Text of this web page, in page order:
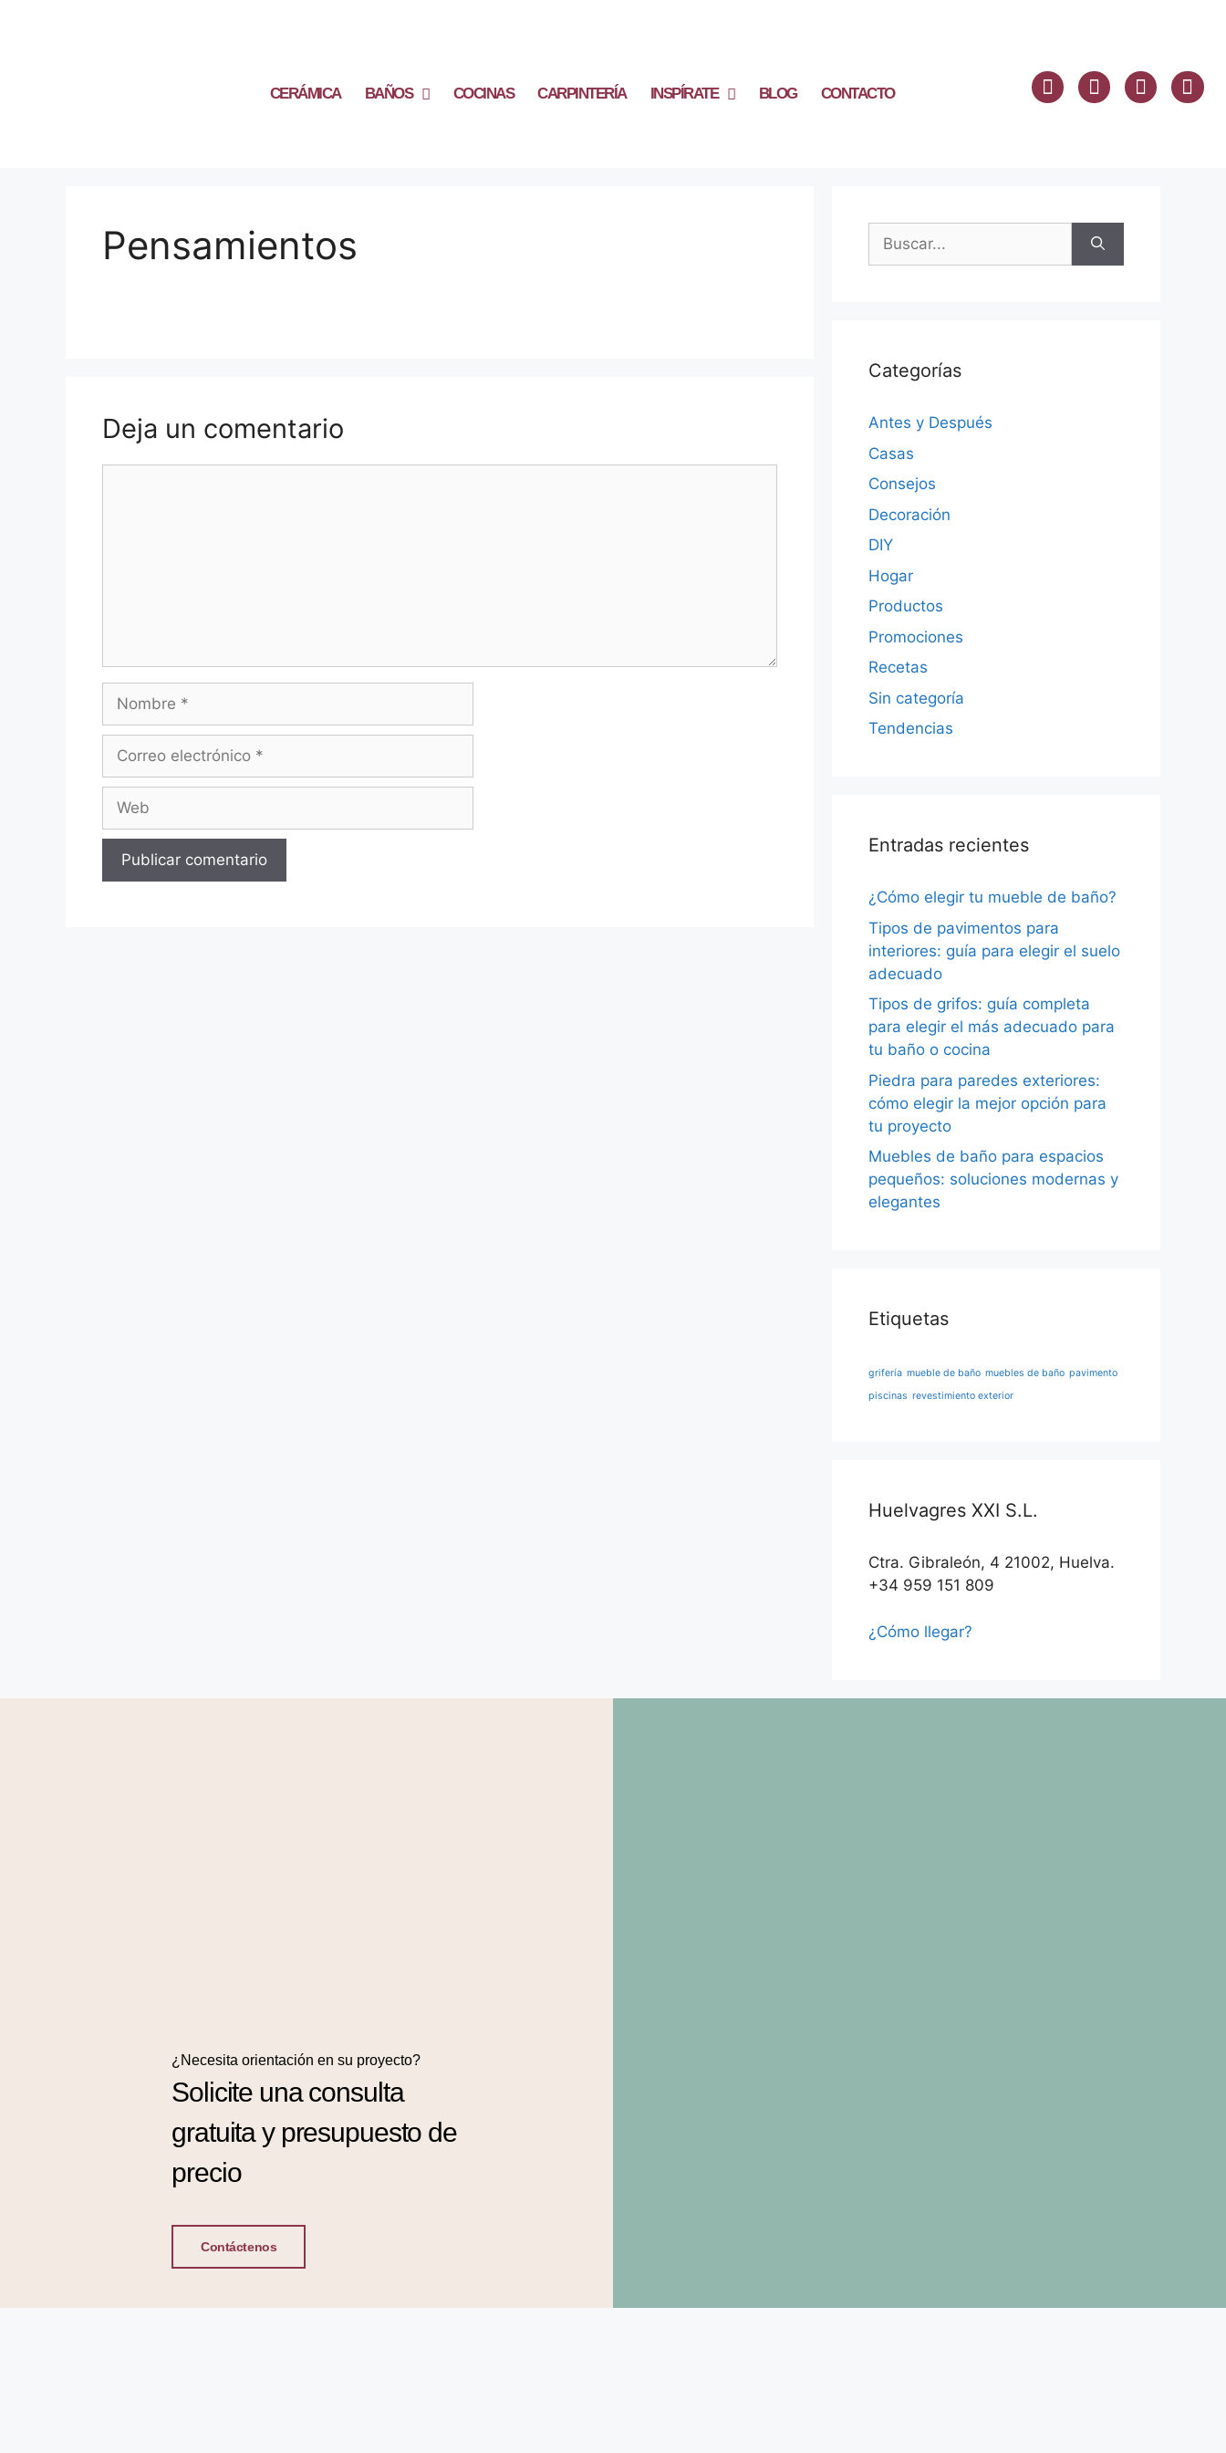
CERÁMICA BAÑOS COCINAS CARPINTERÍA INSPÍRATE BLOG CONTACTO
Pensamientos
Deja un comentario
Categorías
Antes y Después
Casas
Consejos
Decoración
DIY
Hogar
Productos
Promociones
Recetas
Sin categoría
Tendencias
Entradas recientes
¿Cómo elegir tu mueble de baño?
Tipos de pavimentos para
interiores: guía para elegir el suelo
adecuado
Tipos de grifos: guía completa
para elegir el más adecuado para
tu baño o cocina
Piedra para paredes exteriores:
cómo elegir la mejor opción para
tu proyecto
Muebles de baño para espacios
pequeños: soluciones modernas y
elegantes
Etiquetas
grifería mueble de baño muebles de baño pavimento
piscinas revestimiento exterior
Huelvagres XXI S.L.
Ctra. Gibraleón, 4 21002, Huelva.
+34 959 151 809
¿Cómo llegar?
¿Necesita orientación en su proyecto?
Solicite una consulta
gratuita y presupuesto de
precio
Contáctenos